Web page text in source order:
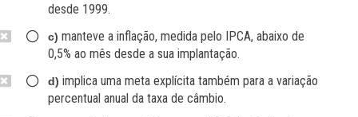
desde 1999.
c) manteve a inflação, medida pelo IPCA, abaixo de
0,5% ao mês desde a sua implantação.
d) implica uma meta explícita também para a variação
percentual anual da taxa de câmbio.